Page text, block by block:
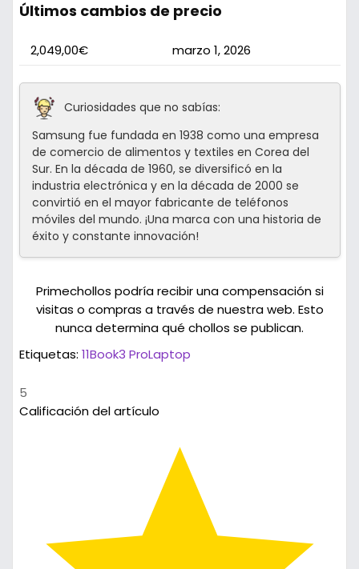
Últimos cambios de precio
2,049,00€ marzo 1, 2026
Curiosidades que no sabías:
Samsung fue fundada en 1938 como una empresa
de comercio de alimentos y textiles en Corea del
Sur. En la década de 1960, se diversificó en la
industria electrónica y en la década de 2000 se
convirtió en el mayor fabricante de teléfonos
móviles del mundo. ¡Una marca con una historia de
éxito y constante innovación!
Primechollos podría recibir una compensación si
visitas o compras a través de nuestra web. Esto
nunca determina qué chollos se publican.
Etiquetas: 11Book3 ProLaptop
5
Calificación del artículo